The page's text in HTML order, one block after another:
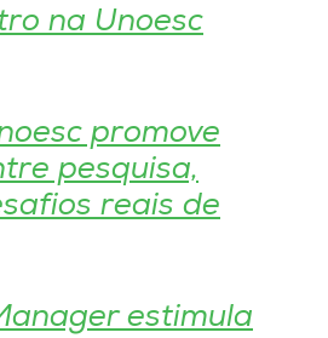
na Unoesc
promove
pesquisa,
reais de
estimula